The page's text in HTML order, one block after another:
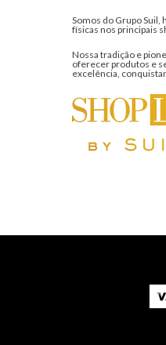
Somos do Grupo Suil,
físicas nos principais
Nossa tradição e
oferecer produtos e
excelência,